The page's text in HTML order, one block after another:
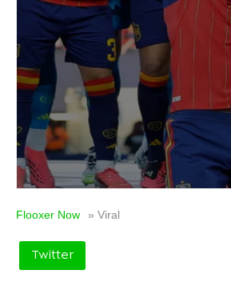
Flooxer Now » Viral
Twitter